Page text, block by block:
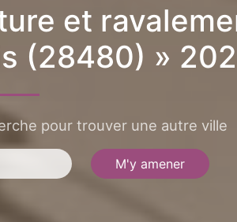
et
(28480) »
pour trouver une autre ville
M'y amener